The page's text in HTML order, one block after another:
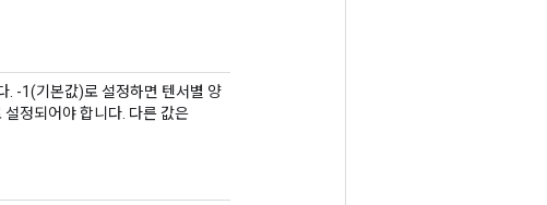
. -1(기본값)로 설정하면 텐서별 양
정되어야 합니다. 다른 값은